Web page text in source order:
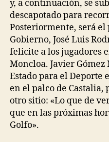
y, a continuación, se
descapotado para
Posteriormente, será
Gobierno, José Luis
felicite a los jugadores
Moncloa. Javier
Estado para el Deporte
en el palco de Castalia,
otro sitio: «Lo que de
que en las próximas
Golfo».